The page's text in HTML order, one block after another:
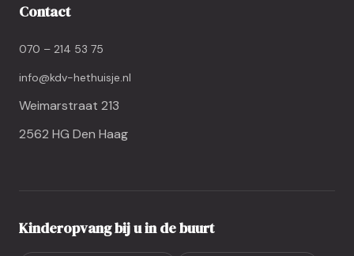
Contact
070 – 214 53 75
info@kdv-hethuisje.nl
Weimarstraat 213
2562 HG Den Haag
Kinderopvang bij u in de buurt